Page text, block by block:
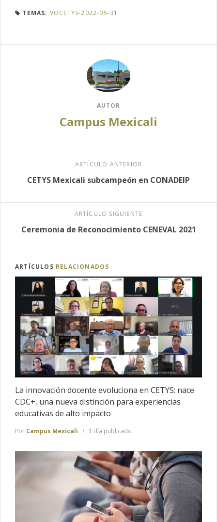
TEMAS: VOCETYS-2022-05-31
AUTOR
Campus Mexicali
ARTÍCULO ANTERIOR
CETYS Mexicali subcampeón en CONADEIP
ARTÍCULO SIGUIENTE
Ceremonia de Reconocimiento CENEVAL 2021
ARTÍCULOS RELACIONADOS
La innovación docente evoluciona en CETYS: nace
CDC+, una nueva distinción para experiencias
educativas de alto impacto
Por Campus Mexicali 1 día publicado